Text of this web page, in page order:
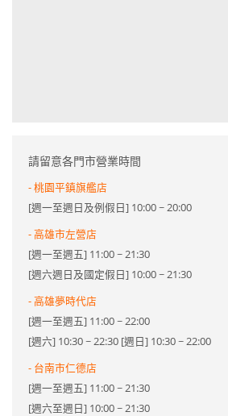
請留意各門市營業時間
- 桃園平鎮旗艦店
[週一至週日及例假日] 10:00 ~ 20:00
- 高雄市左營店
[週一至週五] 11:00 ~ 21:30
[週六週日及國定假日] 10:00 ~ 21:30
- 高雄夢時代店
[週一至週五] 11:00 ~ 22:00
[週六] 10:30 ~ 22:30 [週日] 10:30 ~ 22:00
- 台南市仁德店
[週一至週五] 11:00 ~ 21:30
[週六至週日] 10:00 ~ 21:30